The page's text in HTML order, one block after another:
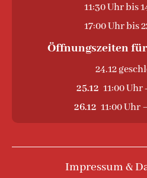
11:30 Uhr bis
17:00 Uhr bis
Öffnungszeiten
24.12
25.12 11:00 Uhr
26.12 11:00 Uhr
Impressum &